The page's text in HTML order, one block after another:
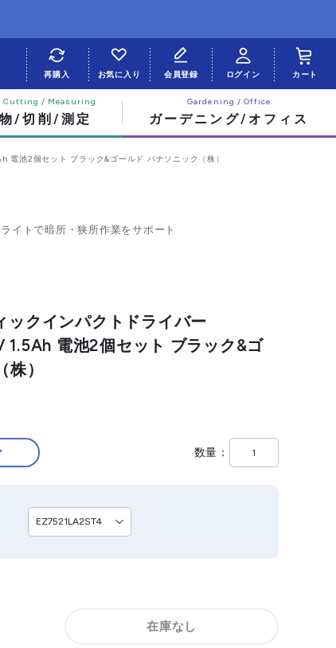
/切削/測定 ガーデニング/オフィス
再購入 お気に入り 会員登録 ログイン カート
池2個セット ブラック&ゴールド パナソニック（株）
イトで暗所・狭所作業をサポート
クインパクトドライバー
電池2個セット ブラック&ゴ
）
数量
在庫なし